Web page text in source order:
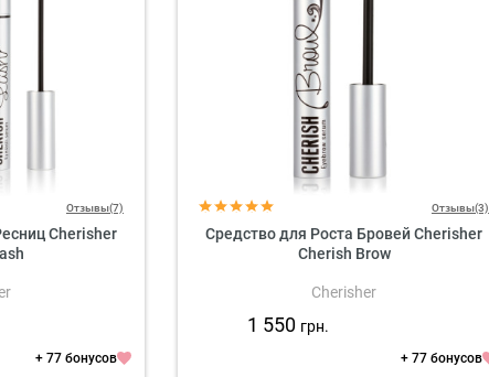
Отзывы(7)
Cherisher
+ 77 бонусов
Отзывы(3)
Средство для Роста Бровей Cherisher
Cherish Brow
Cherisher
1 550 грн.
+ 77 бонусов